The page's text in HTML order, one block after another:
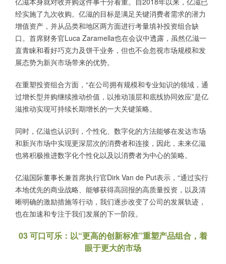
经实施了九次收购。亿滋的目标是满足关键消费者需求的潜力
增值资产，并从品类和地区两方面进行考量填补投资组合缺
口。首席财务官Luca Zaramella也在会议中透露，虽然亿滋一
直青睐和看好巧克力及饼干业务，但也不会忽视市场规模和发
展态势为新兴市场带来的优势。
在重塑投资组合方面，“在公司拥有规模和专业知识的领域，通
过增长型并购继续推动价值，以推动顶层和底线协同效应”是亿
滋推动实现可持续长期增长的一大关键策略。
同时，亿滋也认识到，个性化、数字化的方法能够在发达市场
和新兴市场中实现更深层次的消费者和连接，因此，未来亿滋
也将积极推进数字化个性化以及以消费者为中心的策略。
亿滋国际董事长兼首席执行官Dirk Van de Put表示，“通过实行
本地优先的商业战略、能够获得高回报的高质量投资，以及清
晰明确的激励措施等行动，我们逐步改变了公司的发展轨迹，
也在加速和专注于我们发展的下一阶段。
03 可口可乐：以“更高的创新标准”重塑产品组合，着
眼于更大的市场